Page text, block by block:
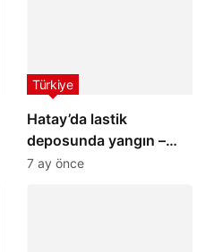
Hatay’da lastik
deposunda yangın –
Son Dakika Haberleri
Türkiye
7 ay önce